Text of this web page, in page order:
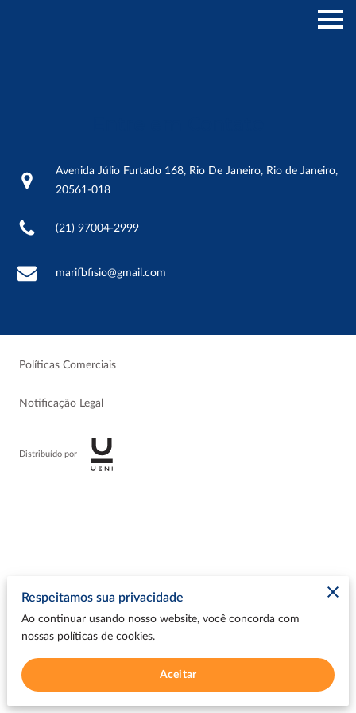
Avenida Júlio Furtado 168, Rio De Janeiro, Rio de Janeiro,
20561-018
(21) 97004-2999
marifbfisio@gmail.com
Políticas Comerciais
Notificação Legal
Distribuído por
Respeitamos sua privacidade
Ao continuar usando nosso website, você concorda com
nossas políticas de cookies.
Aceitar